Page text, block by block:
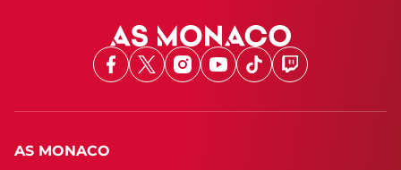
Facebook
X Instagram
Youtube
TikTokTwitch
AS MONACO